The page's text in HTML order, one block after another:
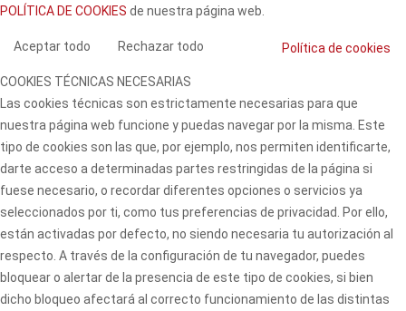
POLÍTICA DE COOKIES de nuestra página web.
Aceptar todo Rechazar todo Política de cookies
COOKIES TÉCNICAS NECESARIAS
Las cookies técnicas son estrictamente necesarias para que
nuestra página web funcione y puedas navegar por la misma. Este
tipo de cookies son las que, por ejemplo, nos permiten identificarte,
darte acceso a determinadas partes restringidas de la página si
fuese necesario, o recordar diferentes opciones o servicios ya
seleccionados por ti, como tus preferencias de privacidad. Por ello,
están activadas por defecto, no siendo necesaria tu autorización al
respecto. A través de la configuración de tu navegador, puedes
bloquear o alertar de la presencia de este tipo de cookies, si bien
dicho bloqueo afectará al correcto funcionamiento de las distintas